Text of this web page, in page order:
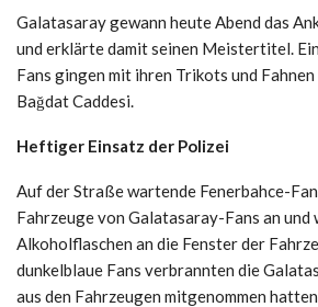
Galatasaray gewann heute Abend das
und erklärte damit seinen Meistertitel.
Fans gingen mit ihren Trikots und Fahnen
Bağdat Caddesi.
Heftiger Einsatz der Polizei
Auf der Straße wartende Fenerbahce-
Fahrzeuge von Galatasaray-Fans an und
Alkoholflaschen an die Fenster der
dunkelblaue Fans verbrannten die
aus den Fahrzeugen mitgenommen